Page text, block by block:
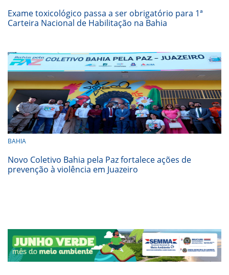
Exame toxicológico passa a ser obrigatório para 1ª
Carteira Nacional de Habilitação na Bahia
BAHIA
Novo Coletivo Bahia pela Paz fortalece ações de
prevenção à violência em Juazeiro